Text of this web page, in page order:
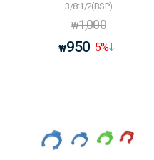
3/8:1/2(BSP)
₩1,000
₩950 5%